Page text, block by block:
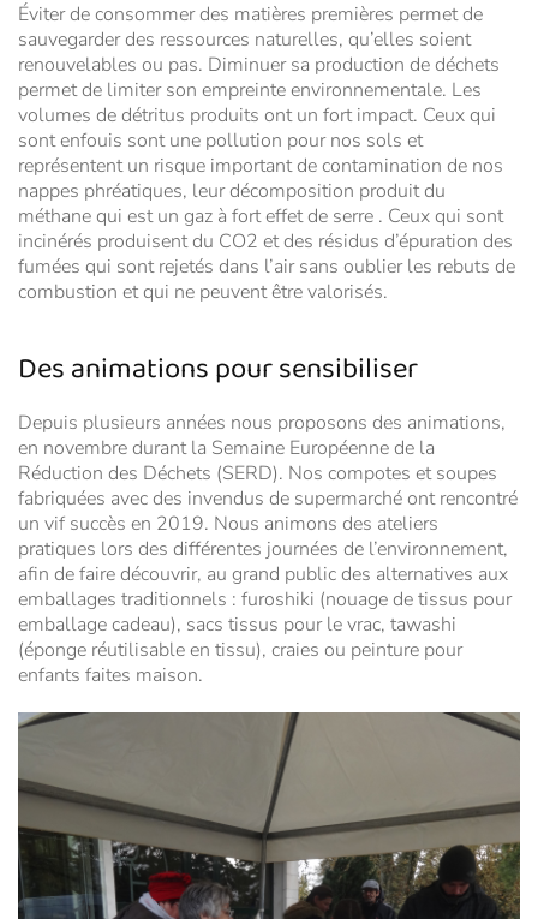
Éviter de consommer des matières premières permet de
sauvegarder des ressources naturelles, qu’elles soient
renouvelables ou pas. Diminuer sa production de déchets
permet de limiter son empreinte environnementale. Les
volumes de détritus produits ont un fort impact. Ceux qui
sont enfouis sont une pollution pour nos sols et
représentent un risque important de contamination de nos
nappes phréatiques, leur décomposition produit du
méthane qui est un gaz à fort effet de serre . Ceux qui sont
incinérés produisent du CO2 et des résidus d’épuration des
fumées qui sont rejetés dans l’air sans oublier les rebuts de
combustion et qui ne peuvent être valorisés.
Des animations pour sensibiliser
Depuis plusieurs années nous proposons des animations,
en novembre durant la Semaine Européenne de la
Réduction des Déchets (SERD). Nos compotes et soupes
fabriquées avec des invendus de supermarché ont rencontré
un vif succès en 2019. Nous animons des ateliers
pratiques lors des différentes journées de l’environnement,
afin de faire découvrir, au grand public des alternatives aux
emballages traditionnels : furoshiki (nouage de tissus pour
emballage cadeau), sacs tissus pour le vrac, tawashi
(éponge réutilisable en tissu), craies ou peinture pour
enfants faites maison.